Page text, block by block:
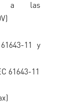
a las
11 y
61643-11